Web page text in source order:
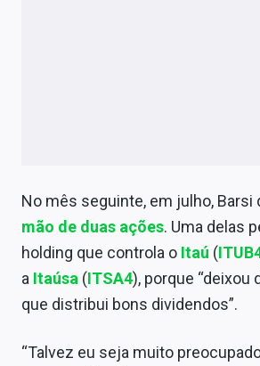
No mês seguinte, em julho, Barsi
mão de duas ações. Uma delas
holding que controla o Itaú (
a Itaúsa (ITSA4), porque “deixou
que distribui bons dividendos”.
“Talvez eu seja muito